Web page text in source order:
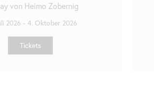
von Heimo Zobernig
2026 - 4. Oktober 2026
Tickets